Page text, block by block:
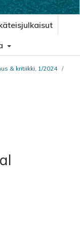
& kritiikki, 1/2024
/